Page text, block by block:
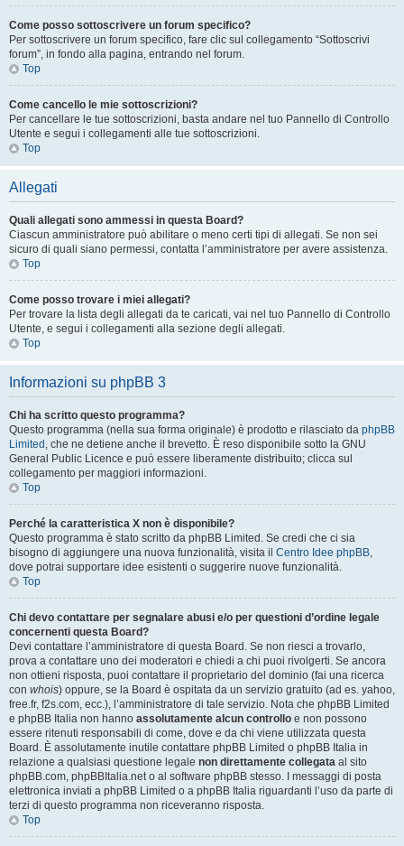
Come posso sottoscrivere un forum specifico?
Per sottoscrivere un forum specifico, fare clic sul collegamento “Sottoscrivi
forum”, in fondo alla pagina, entrando nel forum.
Top
Come cancello le mie sottoscrizioni?
Per cancellare le tue sottoscrizioni, basta andare nel tuo Pannello di Controllo
Utente e segui i collegamenti alle tue sottoscrizioni.
Top
Allegati
Quali allegati sono ammessi in questa Board?
Ciascun amministratore può abilitare o meno certi tipi di allegati. Se non sei
sicuro di quali siano permessi, contatta l’amministratore per avere assistenza.
Top
Come posso trovare i miei allegati?
Per trovare la lista degli allegati da te caricati, vai nel tuo Pannello di Controllo
Utente, e segui i collegamenti alla sezione degli allegati.
Top
Informazioni su phpBB 3
Chi ha scritto questo programma?
Questo programma (nella sua forma originale) è prodotto e rilasciato da phpBB
Limited , che ne detiene anche il brevetto. È reso disponibile sotto la GNU
General Public Licence e può essere liberamente distribuito; clicca sul
collegamento per maggiori informazioni.
Top
Perché la caratteristica X non è disponibile?
Questo programma è stato scritto da phpBB Limited. Se credi che ci sia
bisogno di aggiungere una nuova funzionalità, visita il Centro Idee phpBB,
dove potrai supportare idee esistenti o suggerire nuove funzionalità.
Top
Chi devo contattare per segnalare abusi e/o per questioni d’ordine legale
concernenti questa Board?
Devi contattare l’amministratore di questa Board. Se non riesci a trovarlo,
prova a contattare uno dei moderatori e chiedi a chi puoi rivolgerti. Se ancora
non ottieni risposta, puoi contattare il proprietario del dominio (fai una ricerca
con whois) oppure, se la Board è ospitata da un servizio gratuito (ad es. yahoo,
free.fr, f2s.com, ecc.), l’amministratore di tale servizio. Nota che phpBB Limited
e phpBB Italia non hanno assolutamente alcun controllo e non possono
essere ritenuti responsabili di come, dove e da chi viene utilizzata questa
Board. È assolutamente inutile contattare phpBB Limited o phpBB Italia in
relazione a qualsiasi questione legale non direttamente collegata al sito
phpBB.com, phpBBItalia.net o al software phpBB stesso. I messaggi di posta
elettronica inviati a phpBB Limited o a phpBB Italia riguardanti l’uso da parte di
terzi di questo programma non riceveranno risposta.
Top